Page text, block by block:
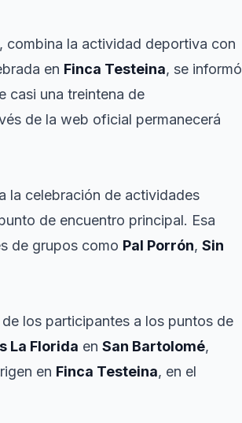
, combina la actividad deportiva con
en Finca Testeina, se informó
casi una treintena de
de la web oficial permanecerá
la celebración de actividades
de encuentro principal. Esa
de grupos como Pal Porrón, Sin
los participantes a los puntos de
La Florida en San Bartolomé,
en Finca Testeina, en el